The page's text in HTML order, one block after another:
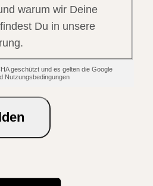
warum wir Deine
Du in unsere
geschützt und es gelten die Google
Nutzungsbedingungen